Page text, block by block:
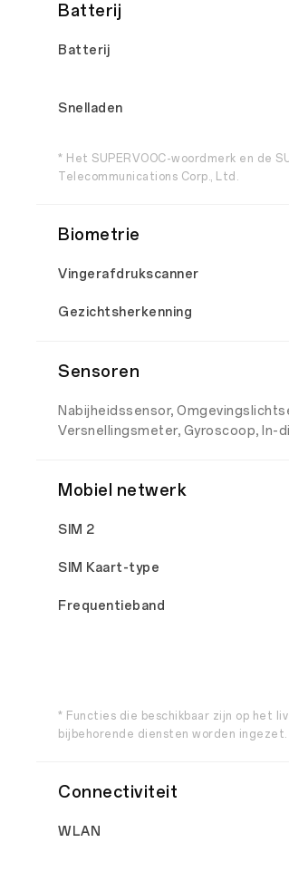
Batterij
Batterij
Snelladen
* Het SUPERVOOC-woordmerk en de
Telecommunications Corp., Ltd.
Biometrie
Vingerafdrukscanner
Gezichtsherkenning
Sensoren
Nabijheidssensor,
Versnellingsmeter, Gyroscoop, In-
Mobiel netwerk
SIM 2
SIM Kaart-type
Frequentieband
* Functies die beschikbaar zijn op het
bijbehorende diensten worden ingezet.
Connectiviteit
WLAN